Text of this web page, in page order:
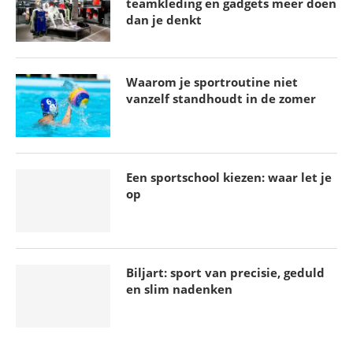
teamkleding en gadgets meer doen
dan je denkt
Waarom je sportroutine niet
vanzelf standhoudt in de zomer
Een sportschool kiezen: waar let je
op
Biljart: sport van precisie, geduld
en slim nadenken